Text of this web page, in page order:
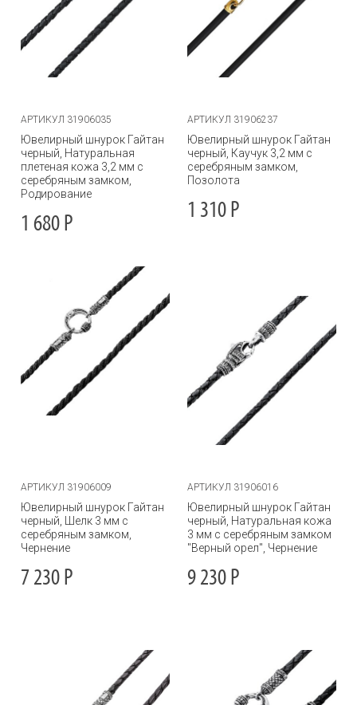
АРТИКУЛ 31906035
Ювелирный шнурок Гайтан
черный, Натуральная
плетеная кожа 3,2 мм с
серебряным замком,
Родирование
1 680 Р
АРТИКУЛ 31906237
Ювелирный шнурок Гайтан
черный, Каучук 3,2 мм с
серебряным замком,
Позолота
1 310 Р
АРТИКУЛ 31906009
Ювелирный шнурок Гайтан
черный, Шелк 3 мм с
серебряным замком,
Чернение
7 230 Р
АРТИКУЛ 31906016
Ювелирный шнурок Гайтан
черный, Натуральная кожа
3 мм с серебряным замком
"Верный орел", Чернение
9 230 Р